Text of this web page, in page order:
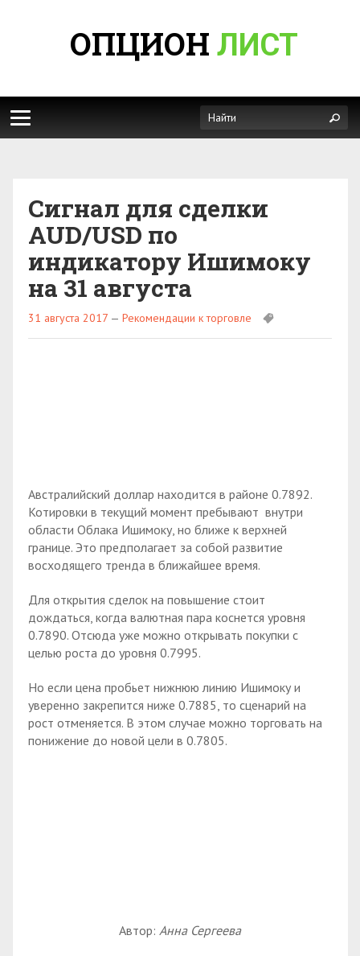
ОПЦИОН ЛИСТ
Сигнал для сделки
AUD/USD по
индикатору Ишимоку
на 31 августа
31 августа 2017 — Рекомендации к торговле
Австралийский доллар находится в районе 0.7892.
Котировки в текущий момент пребывают внутри
области Облака Ишимоку, но ближе к верхней
границе. Это предполагает за собой развитие
восходящего тренда в ближайшее время.
Для открытия сделок на повышение стоит
дождаться, когда валютная пара коснется уровня
0.7890. Отсюда уже можно открывать покупки с
целью роста до уровня 0.7995.
Но если цена пробьет нижнюю линию Ишимоку и
уверенно закрепится ниже 0.7885, то сценарий на
рост отменяется. В этом случае можно торговать на
понижение до новой цели в 0.7805.
Автор: Анна Сергеева